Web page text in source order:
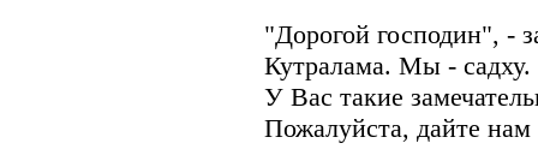
"Дорогой господин", -
Кутралама. Мы -
У Вас такие
Пожалуйста, дайте